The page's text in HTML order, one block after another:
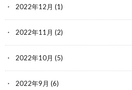
2022年12月 (1)
2022年11月 (2)
2022年10月 (5)
2022年9月 (6)